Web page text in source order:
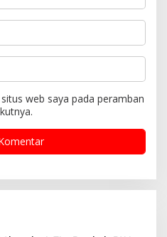
web saya pada peramban